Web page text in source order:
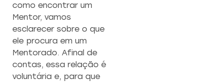
como encontrar um
Mentor, vamos
esclarecer sobre o que
ele procura em um
Mentorado. Afinal de
contas, essa relação é
voluntária e, para que